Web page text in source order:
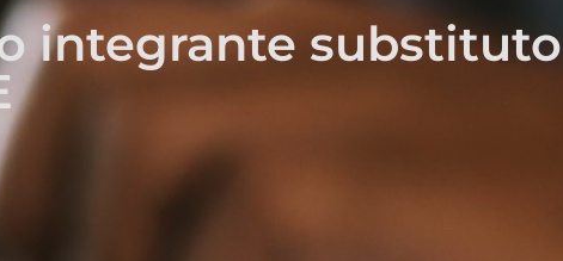
integrante substituto